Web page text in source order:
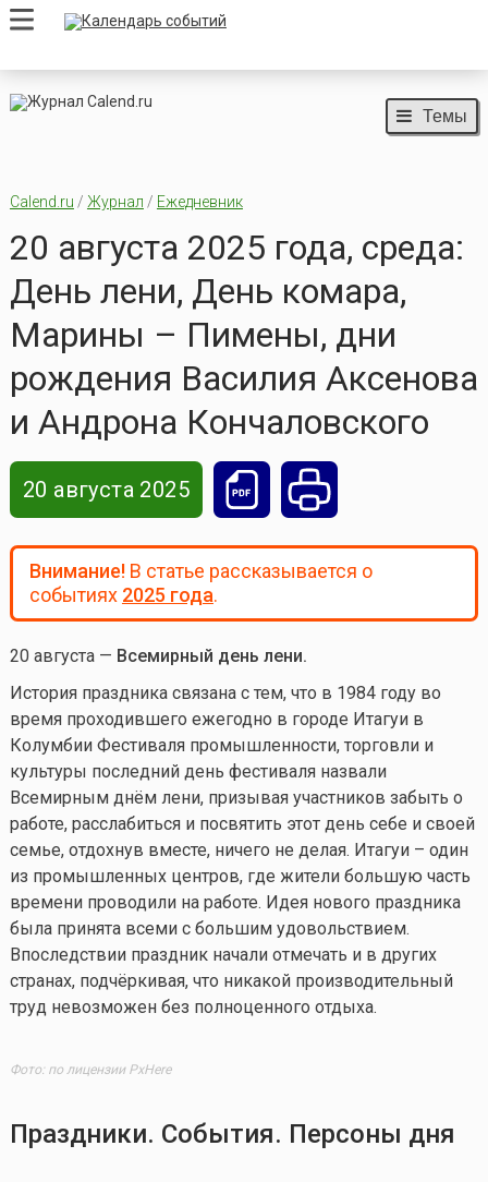
Темы
Calend.ru / Журнал / Ежедневник
20 августа 2025 года, среда:
День лени, День комара,
Марины – Пимены, дни
рождения Василия Аксенова
и Андрона Кончаловского
20 августа 2025
Внимание!В статье рассказывается о
событиях 2025 года.
20 августа — Всемирный день лени.
История праздника связана с тем, что в 1984 году во
время проходившего ежегодно в городе Итагуи в
Колумбии Фестиваля промышленности, торговли и
культуры последний день фестиваля назвали
Всемирным днём лени, призывая участников забыть о
работе, расслабиться и посвятить этот день себе и своей
семье, отдохнув вместе, ничего не делая. Итагуи – один
из промышленных центров, где жители большую часть
времени проводили на работе. Идея нового праздника
была принята всеми с большим удовольствием.
Впоследствии праздник начали отмечать и в других
странах, подчёркивая, что никакой производительный
труд невозможен без полноценного отдыха.
Фото: по лицензии PxHere
Праздники. События. Персоны дня